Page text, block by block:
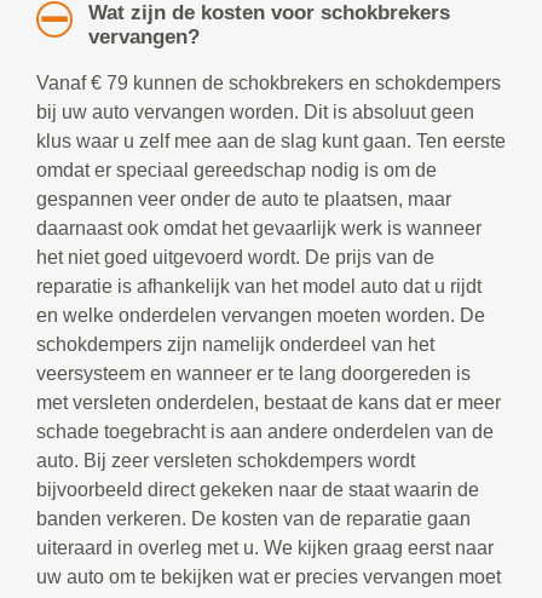
Wat zijn de kosten voor schokbrekers
vervangen?
Vanaf € 79 kunnen de schokbrekers en schokdempers
bij uw auto vervangen worden. Dit is absoluut geen
klus waar u zelf mee aan de slag kunt gaan. Ten eerste
omdat er speciaal gereedschap nodig is om de
gespannen veer onder de auto te plaatsen, maar
daarnaast ook omdat het gevaarlijk werk is wanneer
het niet goed uitgevoerd wordt. De prijs van de
reparatie is afhankelijk van het model auto dat u rijdt
en welke onderdelen vervangen moeten worden. De
schokdempers zijn namelijk onderdeel van het
veersysteem en wanneer er te lang doorgereden is
met versleten onderdelen, bestaat de kans dat er meer
schade toegebracht is aan andere onderdelen van de
auto. Bij zeer versleten schokdempers wordt
bijvoorbeeld direct gekeken naar de staat waarin de
banden verkeren. De kosten van de reparatie gaan
uiteraard in overleg met u. We kijken graag eerst naar
uw auto om te bekijken wat er precies vervangen moet